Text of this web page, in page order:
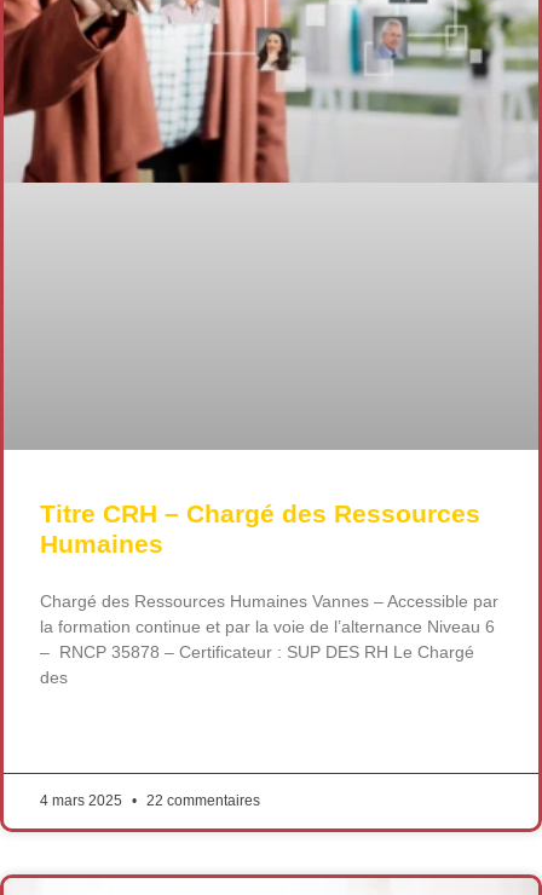
Titre CRH – Chargé des Ressources
Humaines
Chargé des Ressources Humaines Vannes – Accessible par
la formation continue et par la voie de l’alternance Niveau 6
– RNCP 35878 – Certificateur : SUP DES RH Le Chargé
des
4 mars 2025 22 commentaires